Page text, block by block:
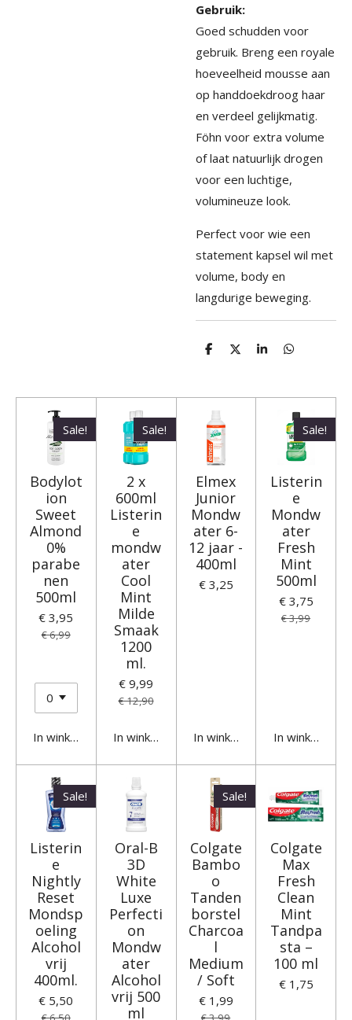
Gebruik:
Goed schudden voor
gebruik. Breng een royale
hoeveelheid mousse aan
op handdoekdroog haar
en verdeel gelijkmatig.
Föhn voor extra volume
of laat natuurlijk drogen
voor een luchtige,
volumineuze look.
Perfect voor wie een
statement kapsel wil met
volume, body en
langdurige beweging.
D
n
D
S
e
D
n
Sale!
Bodylot
ion
Sweet
Almond
0%
parabe
nen
500ml
€ 3,95
€ 6,99
In winkelwagen
Sale!
2 x
600ml
Listerin
e
mondw
ater
Cool
Mint
Milde
Smaak
1200
ml.
€ 9,99
€ 12,90
In winkelwagen
Elmex
Junior
Mondw
ater 6-
12 jaar -
400ml
€ 3,25
In winkelwagen
Sale!
Listerin
e
Mondw
ater
Fresh
Mint
500ml
€ 3,75
€ 3,99
In
Sale!
Listerin
e
Nightly
Reset
Mondsp
oeling
Alcohol
vrij
400ml.
€ 5,50
Oral-B
3D
White
Luxe
Perfecti
on
Mondw
ater
Alcohol
vrij 500
ml
Sale!
Colgate
Bambo
o
Tanden
borstel
Charcoa
l
Medium
/ Soft
€ 1,99
Colgate
Max
Fresh
Clean
Mint
Tandpa
sta –
100 ml
€ 1,75